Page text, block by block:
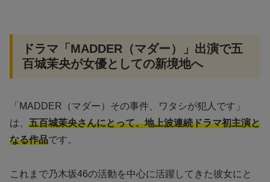
ドラマ「MADDER（マダー）」出演で五
百城茉央が女優としての新境地へ
「MADDER（マダー）その事件、ワタシが犯人です」
は、 五百城茉央さんにとって、地上波連続ドラマ初主演と
なる作品です。
これまで乃木坂46の活動を中心に活躍してきた彼女にと